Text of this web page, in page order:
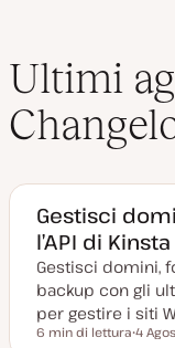
Ultimi
Gestisci
l’API di Kinsta
Gestisci domini,
backup con gli
per gestire i siti
Tempo di lettura
6 min di lettura 4